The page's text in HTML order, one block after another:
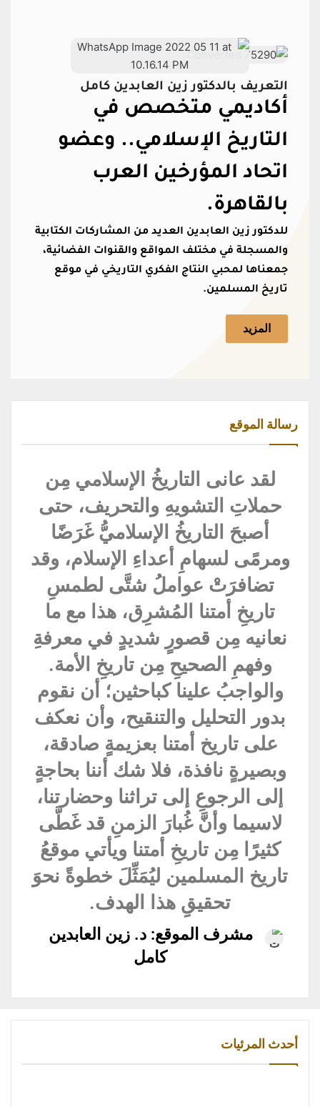
التعريف بالدكتور زين العابدين كامل
أكاديمي متخصص في
التاريخ الإسلامي.. وعضو
اتحاد المؤرخين العرب
بالقاهرة.
للدكتور زين العابدين العديد من المشاركات الكتابية
والمسجلة في مختلف المواقع والقنوات الفضائية،
جمعناها لمحبي النتاج الفكري التاريخي في موقع
تاريخ المسلمين.
المزيد
رسالة الموقع
لقد عانى التاريخُ الإسلامي مِن
حملاتِ التشويهِ والتحريف، حتى
أصبحَ التاريخُ الإسلاميُّ غَرَضًا
ومرمًى لسهامِ أعداءِ الإسلام، وقد
تضافرَتْ عواملُ شتَّى لطمسِ
تاريخِ أمتنا المُشرِق، هذا مع ما
نعانيه مِن قصورٍ شديدٍ في معرفةِ
وفهمِ الصحيحِ مِن تاريخِ الأمة.
والواجبُ علينا كباحثين؛ أن نقوم
بدور التحليل والتنقيح، وأن نعكف
على تاريخ أمتنا بعزيمةٍ صادقة،
وبصيرةٍ نافذة، فلا شك أننا بحاجةٍ
إلى الرجوعِ إلى تراثنا وحضارتنا،
لاسيما وأنَّ غُبارَ الزمنِ قد غَطَّى
كثيرًا مِن تاريخِ أمتنا ويأتي موقعُ
تاريخ المسلمين ليُمَثِّلَ خطوةً نحوَ
تحقيقِِ هذا الهدف.
مشرف الموقع: د. زين العابدين
كامل
أحدث المرئيات